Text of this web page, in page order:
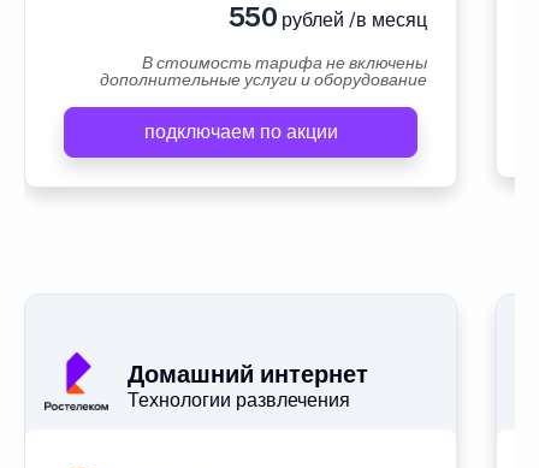
550 рублей /в месяц
В стоимость тарифа не включены
дополнительные услуги и оборудование
подключаем по акции
Домашний интернет
Технологии развлечения